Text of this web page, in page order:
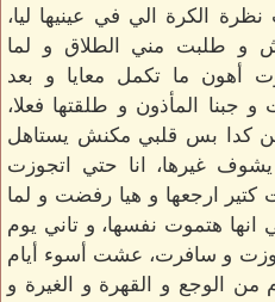
الكرة الي في عينيها ليا،
و طلبت مني الطلاق و لما
أهون ما تكمل معايا و بعد
و جبنا المأذون و طلقتها فعلا،
كدا بس قلبي مكنش يستاهل
غيرها، انا حتي اتجوزت
كتير ارجعها و هيا رفضت و لما
انها هتموت نفسها، و تاني يوم
و سافرت، عشت أسوء أيام
من الوجع و القهرة و الغيرة و